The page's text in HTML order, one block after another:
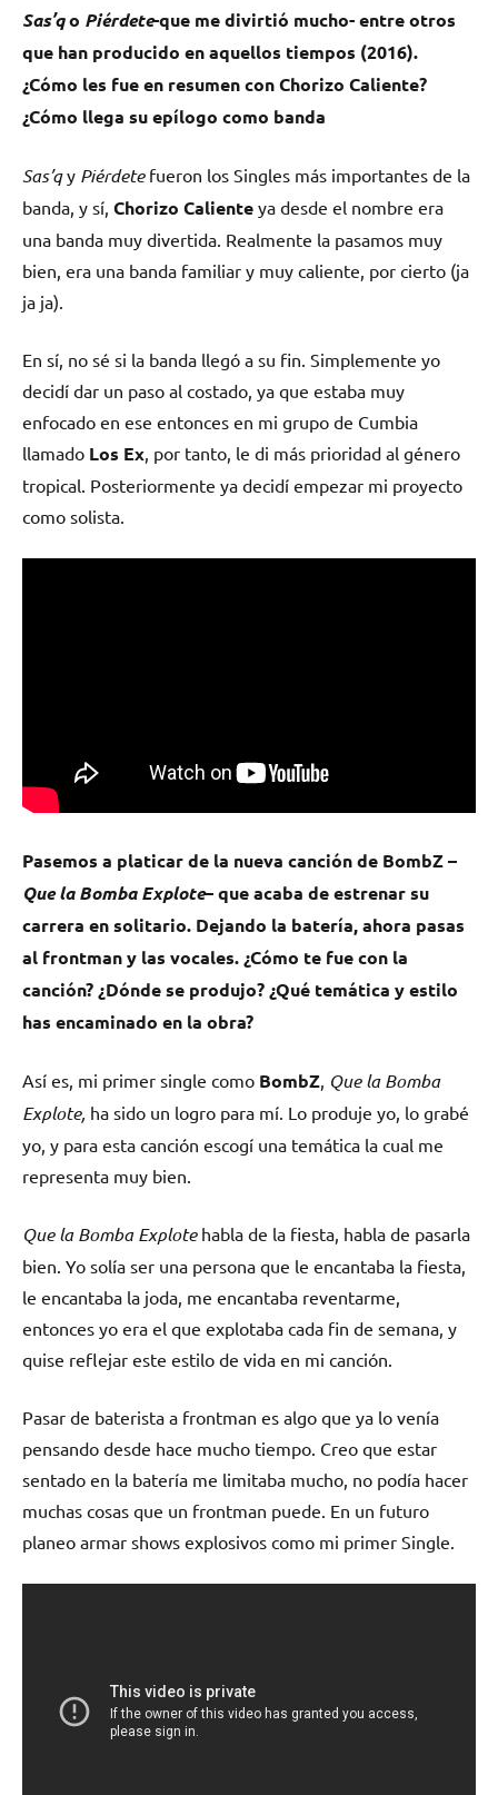
Sas’qo Piérdete-que me divirtió mucho- entre otros
que han producido en aquellos tiempos (2016).
¿Cómo les fue en resumen con Chorizo Caliente?
¿Cómo llega su epílogo como banda
Sas’qy Piérdetefueron los Singles más importantes de la
banda, y sí, Chorizo Caliente ya desde el nombre era
una banda muy divertida. Realmente la pasamos muy
bien, era una banda familiar y muy caliente, por cierto (ja
ja ja).
En sí, no sé si la banda llegó a su fin. Simplemente yo
decidí dar un paso al costado, ya que estaba muy
enfocado en ese entonces en mi grupo de Cumbia
llamado Los Ex , por tanto, le di más prioridad al género
tropical. Posteriormente ya decidí empezar mi proyecto
como solista.
Pasemos a platicar de la nueva canción de BombZ–
Que la Bomba Explote– que acaba de estrenar su
carrera en solitario. Dejando la batería, ahora pasas
al frontman y las vocales. ¿Cómo te fue con la
canción? ¿Dónde se produjo? ¿Qué temática y estilo
has encaminado en la obra?
Así es, mi primer single como BombZ, Que la Bomba
Explote, ha sido un logro para mí. Lo produje yo, lo grabé
yo, y para esta canción escogí una temática la cual me
representa muy bien.
Que la Bomba Explotehabla de la fiesta, habla de pasarla
bien. Yo solía ser una persona que le encantaba la fiesta,
le encantaba la joda, me encantaba reventarme,
entonces yo era el que explotaba cada fin de semana, y
quise reflejar este estilo de vida en mi canción.
Pasar de baterista a frontman es algo que ya lo venía
pensando desde hace mucho tiempo. Creo que estar
sentado en la batería me limitaba mucho, no podía hacer
muchas cosas que un frontman puede. En un futuro
planeo armar shows explosivos como mi primer Single.